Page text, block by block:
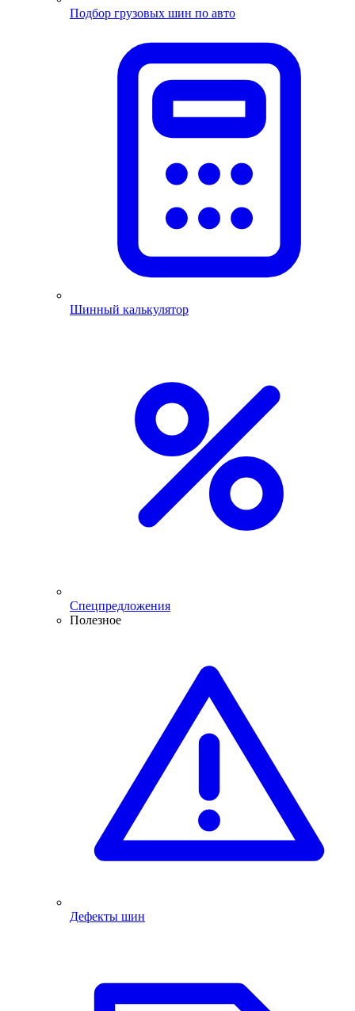
Подбор грузовых шин по авто
Шинный калькулятор
Спецпредложения
Полезное
Дефекты шин